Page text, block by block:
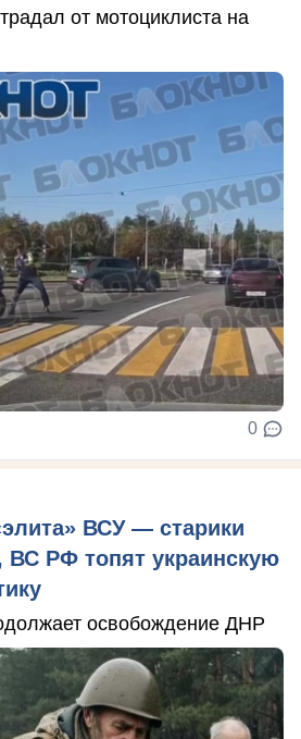
от мотоциклиста на
0
ВСУ — старики
ВС РФ топят украинскую
освобождение ДНР